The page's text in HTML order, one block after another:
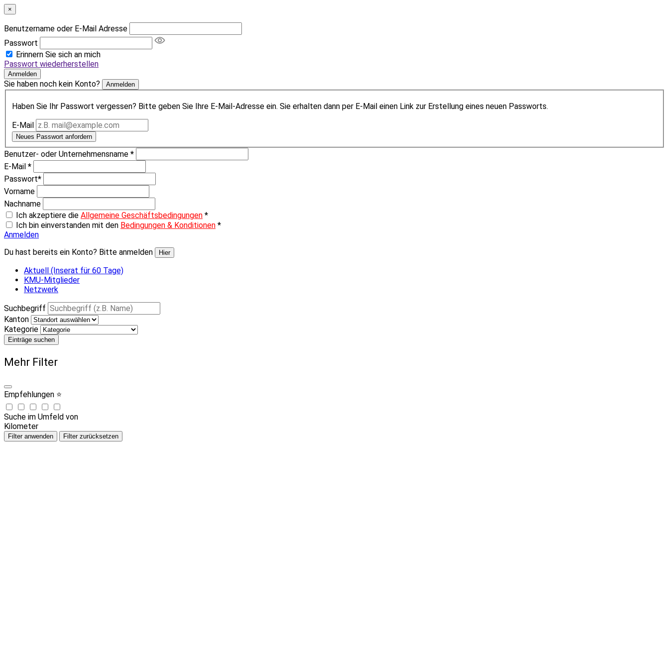
×
Benutzername oder E-Mail Adresse
Passwort
Erinnern Sie sich an mich
Passwort wiederherstellen
Anmelden
Sie haben noch kein Konto? Anmelden
Haben Sie Ihr Passwort vergessen? Bitte geben Sie Ihre E-Mail-Adresse ein. Sie erhalten dann per E-Mail einen Link zur Erstellung eines neuen Passworts.
E-Mail
Neues Passwort anfordern
Benutzer- oder Unternehmensname *
E-Mail *
Passwort*
Vorname
Nachname
Ich akzeptiere die Allgemeine Geschäftsbedingungen *
Ich bin einverstanden mit den Bedingungen & Konditionen *
Anmelden
Du hast bereits ein Konto? Bitte anmelden
Hier
Aktuell (Inserat für 60 Tage)
KMU-Mitglieder
Netzwerk
Suchbegriff
Kanton
Kategorie
Einträge suchen
Mehr Filter
Empfehlungen ⭐
Suche im Umfeld von
Kilometer
Filter anwenden Filter zurücksetzen